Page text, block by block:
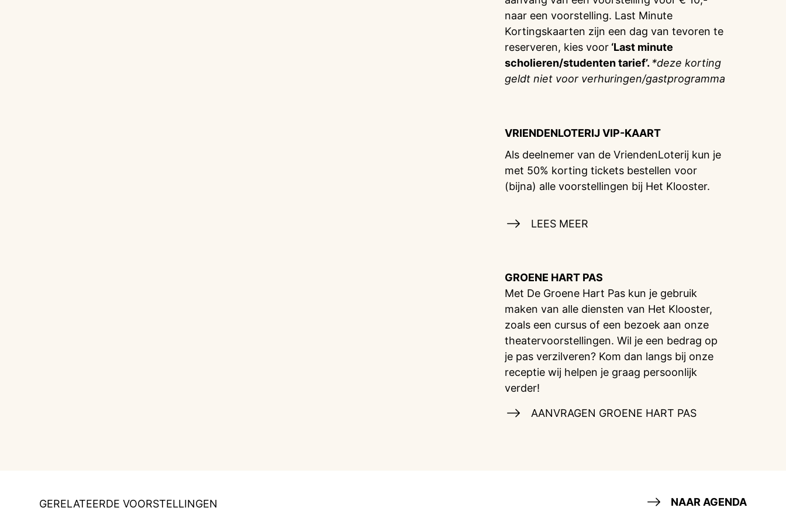
naar een voorstelling. Last Minute
Kortingskaarten zijn een dag van tevoren te
reserveren, kies voor ‘Last minute
scholieren/studenten tarief’. *deze korting
geldt niet voor verhuringen/gastprogramma
VRIENDENLOTERIJVIP-KAART
Als deelnemer van de VriendenLoterij kun je
met 50% korting tickets bestellen voor
(bijna) alle voorstellingen bij Het Klooster.
LEES MEER
GROENE HART PAS
Met De Groene Hart Pas kun je gebruik
maken van alle diensten van Het Klooster,
zoals een cursus of een bezoek aan onze
theatervoorstellingen. Wil je een bedrag op
je pas verzilveren? Kom dan langs bij onze
receptie wij helpen je graag persoonlijk
verder!
AANVRAGEN GROENE HART PAS
GERELATEERDE VOORSTELLINGEN NAAR AGENDA